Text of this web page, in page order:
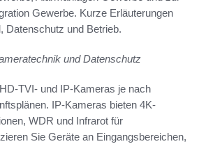
Gewerbe. Kurze Erläuterungen
Datenschutz und Betrieb.
und Datenschutz
TVI- und IP-Kameras je nach
IP-Kameras bieten 4K-
WDR und Infrarot für
Sie Geräte an Eingangsbereichen,